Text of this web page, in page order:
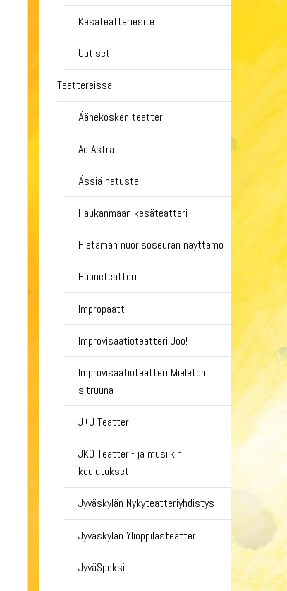
Kesäteatteriesite
Uutiset
Teattereissa
Äänekosken teatteri
Ad Astra
Ässiä hatusta
Haukanmaan kesäteatteri
Hietaman nuorisoseuran näyttämö
Huoneteatteri
Impropaatti
Improvisaatioteatteri Joo!
Improvisaatioteatteri Mieletön
sitruuna
J+J Teatteri
JKO Teatteri- ja musiikin
koulutukset
Jyväskylän Nykyteatteriyhdistys
Jyväskylän Ylioppilasteatteri
JyväSpeksi